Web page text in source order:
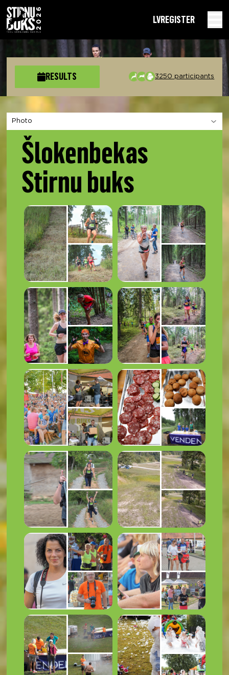
LVREGISTER
RESULTS 3250 participants
Choose a section
Šlokenbekas
Stirnu buks